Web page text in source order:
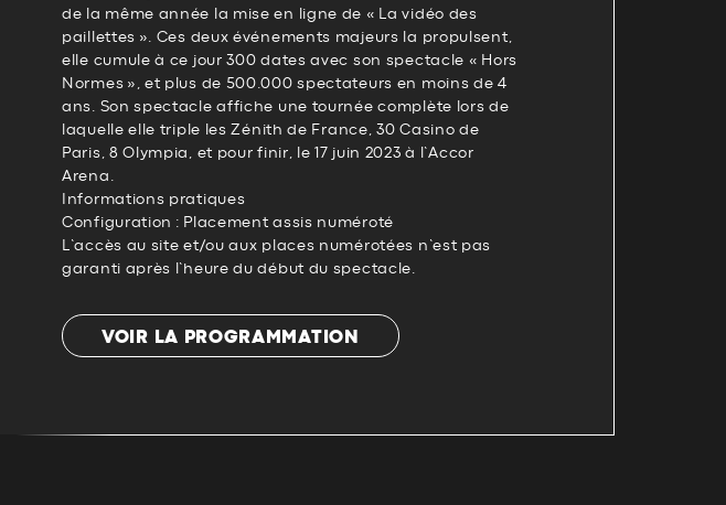
de la même année la mise en ligne de « La vidéo des
paillettes ». Ces deux événements majeurs la propulsent,
elle cumule à ce jour 300 dates avec son spectacle « Hors
Normes », et plus de 500.000 spectateurs en moins de 4
ans. Son spectacle affiche une tournée complète lors de
laquelle elle triple les Zénith de France, 30 Casino de
Paris, 8 Olympia, et pour finir, le 17 juin 2023 à l’Accor
Arena.
Informations pratiques
Configuration : Placement assis numéroté
L’accès au site et/ou aux places numérotées n’est pas
garanti après l’heure du début du spectacle.
VOIR LA PROGRAMMATION